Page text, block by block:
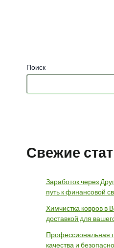
Поиск
Свежие
Заработок через
путь к финансовой
Химчистка ковров в
доставкой для
Профессиональная
качества и